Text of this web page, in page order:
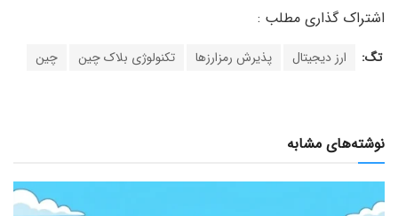
تگ: ارز دیجیتال پذیرش رمزارزها تکنولوژی بلاک چین چین
نوشته‌های مشابه